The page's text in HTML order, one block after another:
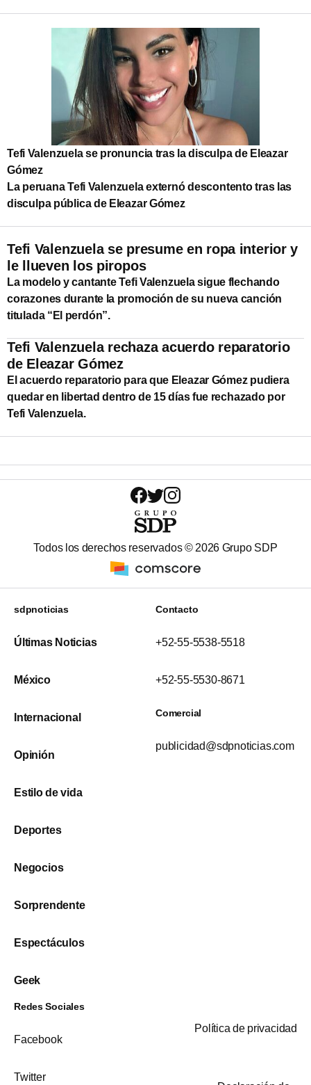
Tefi Valenzuela se pronuncia tras la disculpa de Eleazar
Gómez
La peruana Tefi Valenzuela externó descontento tras las
disculpa pública de Eleazar Gómez
Tefi Valenzuela se presume en ropa interior y
le llueven los piropos
La modelo y cantante Tefi Valenzuela sigue flechando
corazones durante la promoción de su nueva canción
titulada “El perdón”.
Tefi Valenzuela rechaza acuerdo reparatorio
de Eleazar Gómez
El acuerdo reparatorio para que Eleazar Gómez pudiera
quedar en libertad dentro de 15 días fue rechazado por
Tefi Valenzuela.
Todos los derechos reservados ©2026 Grupo SDP
sdpnoticias
Últimas Noticias
México
Internacional
Opinión
Estilo de vida
Deportes
Negocios
Sorprendente
Espectáculos
Geek
Contacto
+52-55-5538-5518
+52-55-5530-8671
Comercial
publicidad@sdpnoticias.com
Redes Sociales
Facebook
Twitter
Política de privacidad